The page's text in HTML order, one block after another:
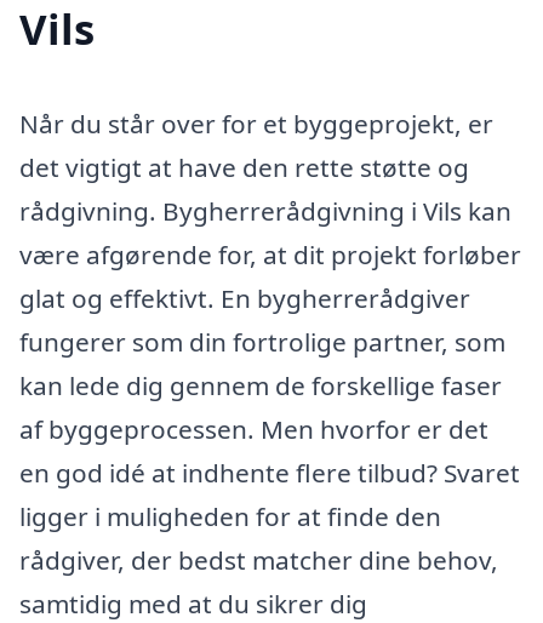
Vils
Når du står over for et byggeprojekt, er
det vigtigt at have den rette støtte og
rådgivning. Bygherrerådgivning i Vils kan
være afgørende for, at dit projekt forløber
glat og effektivt. En bygherrerådgiver
fungerer som din fortrolige partner, som
kan lede dig gennem de forskellige faser
af byggeprocessen. Men hvorfor er det
en god idé at indhente flere tilbud? Svaret
ligger i muligheden for at finde den
rådgiver, der bedst matcher dine behov,
samtidig med at du sikrer dig